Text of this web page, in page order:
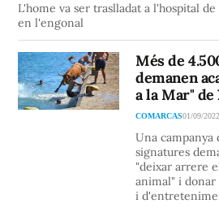
L'home va ser traslladat a l'hospital
en l'engonal
Més de
demanen
a la Mar" de
COMARCAS01/09/2022
Una campanya
signatures
"deixar arrere
animal" i donar
i